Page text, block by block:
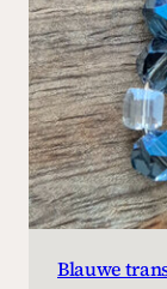
Blauwe